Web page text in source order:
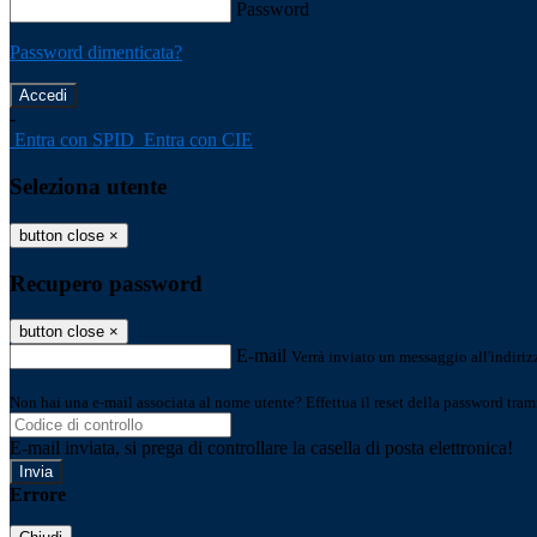
Password
Password dimenticata?
-
Entra con SPID Entra con CIE
Seleziona utente
button close ×
Recupero password
button close ×
E-mail Verrà inviato un messaggio
Non hai una e-mail associata al nome utente? Effettua il reset della password
E-mail inviata, si prega di controllare la casella di posta elettronica!
Errore